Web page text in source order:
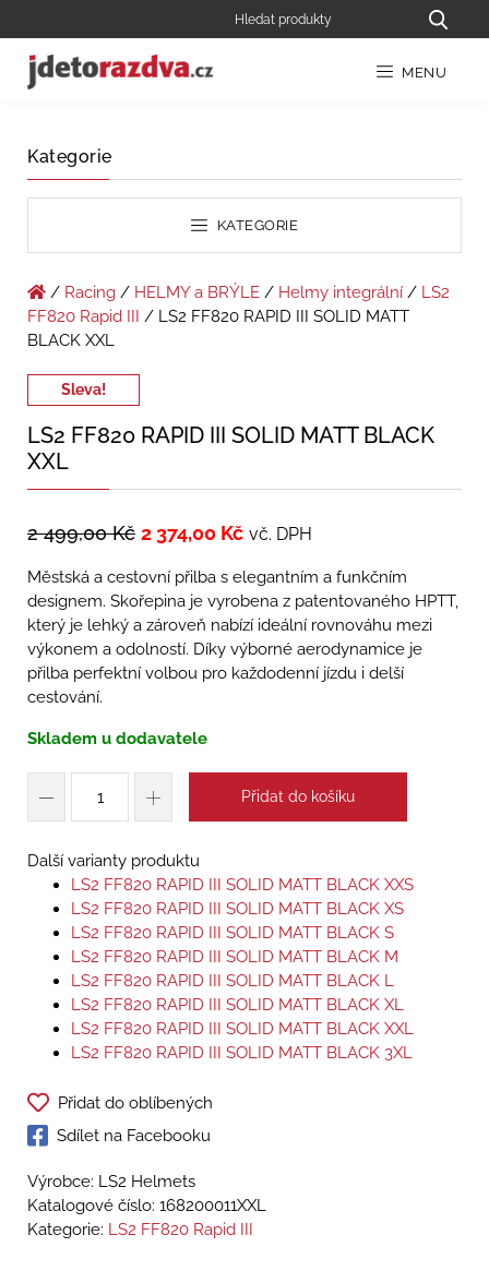
MENU
Kategorie
KATEGORIE
/ Racing / HELMY a BRÝLE / Helmy integrální / LS2
FF820 Rapid III
/ LS2 FF820 RAPID III SOLID MATT
BLACK XXL
Sleva!
LS2 FF820 RAPID III SOLID MATT BLACK
XXL
2 499,00Kč 2 374,00 Kč vč. DPH
Městská a cestovní přilba s elegantním a funkčním
designem. Skořepina je vyrobena z patentovaného HPTT,
který je lehký a zároveň nabízí ideální rovnováhu mezi
výkonem a odolností. Díky výborné aerodynamice je
přilba perfektní volbou pro každodenní jízdu i delší
cestování.
Skladem u dodavatele
Přidat do košíku
Další varianty produktu
LS2 FF820 RAPID III SOLID MATT BLACK XXS
LS2 FF820 RAPID III SOLID MATT BLACK XS
LS2 FF820 RAPID III SOLID MATT BLACK S
LS2 FF820 RAPID III SOLID MATT BLACK M
LS2 FF820 RAPID III SOLID MATT BLACK L
LS2 FF820 RAPID III SOLID MATT BLACK XL
LS2 FF820 RAPID III SOLID MATT BLACK XXL
LS2 FF820 RAPID III SOLID MATT BLACK 3XL
Přidat do oblíbených
Sdílet na Facebooku
Výrobce: LS2 Helmets
Katalogové číslo: 168200011XXL
Kategorie: LS2 FF820 Rapid III